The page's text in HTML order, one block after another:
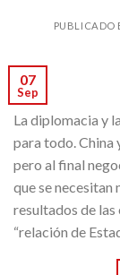
PUBLICADO
07
Sep
La diplomacia y
para todo. China
pero al final
que se necesitan
resultados de las
“relación de